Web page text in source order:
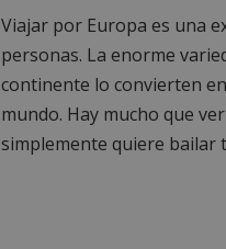
Viajar por Europa es una
personas. La enorme
continente lo convierten
mundo. Hay mucho que
simplemente quiere bailar